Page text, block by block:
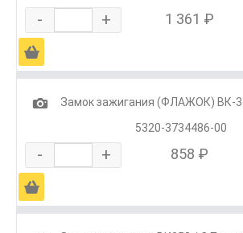
- + 1 361 ₽
Ä
1
Замок зажигания (ФЛАЖОК) ВК-
5320-3734486-00
- + 858 ₽
Ä